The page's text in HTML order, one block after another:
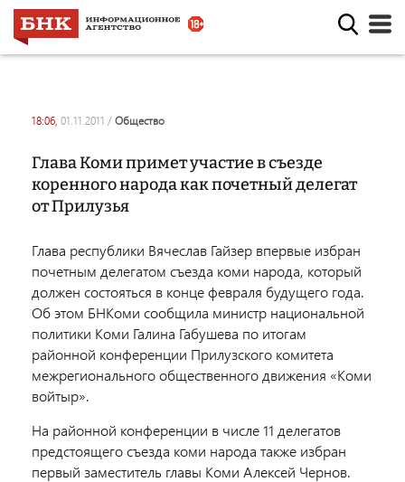
18:06, 01.11.2011 / общество
Глава Коми примет участие в съезде
коренного народа как почетный делегат
от Прилузья
Глава республики Вячеслав Гайзер впервые избран
почетным делегатом съезда коми народа, который
должен состояться в конце февраля будущего года.
Об этом БНКоми сообщила министр национальной
политики Коми Галина Габушева по итогам
районной конференции Прилузского комитета
межрегионального общественного движения «Коми
войтыр».
На районной конференции в числе 11 делегатов
предстоящего съезда коми народа также избран
первый заместитель главы Коми Алексей Чернов.